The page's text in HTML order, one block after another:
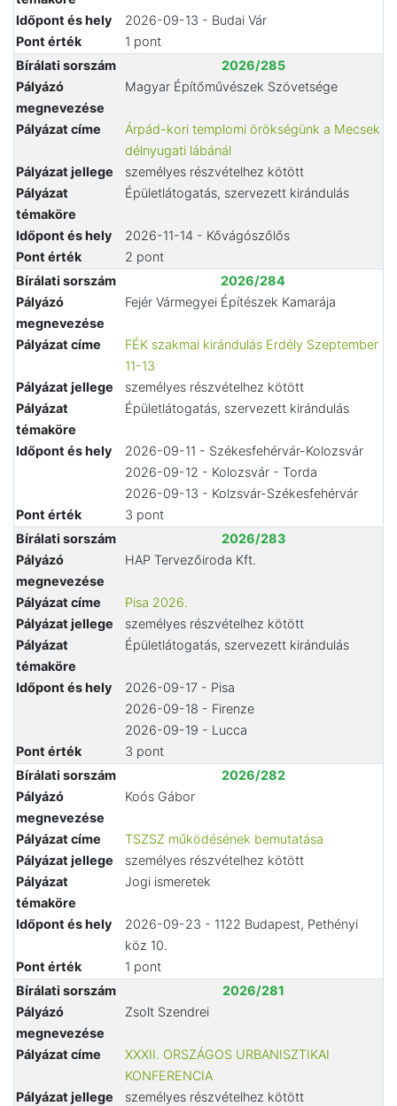
Időpont és hely
2026-09-13 - Budai Vár
Pont érték
1 pont
Bírálati sorszám
2026/285
Pályázó
megnevezése
Magyar Építőművészek Szövetsége
Pályázat címe
Árpád-kori templomi örökségünk a Mecsek
délnyugati lábánál
Pályázat jellege
személyes részvételhez kötött
Pályázat
témaköre
Épületlátogatás, szervezett kirándulás
Időpont és hely
2026-11-14 - Kővágószőlős
Pont érték
2 pont
Bírálati sorszám
2026/284
Pályázó
megnevezése
Fejér Vármegyei Építészek Kamarája
Pályázat címe
FÉK szakmai kirándulás Erdély Szeptember
11-13
Pályázat jellege
személyes részvételhez kötött
Pályázat
témaköre
Épületlátogatás, szervezett kirándulás
Időpont és hely
2026-09-11 - Székesfehérvár-Kolozsvár
2026-09-12 - Kolozsvár - Torda
2026-09-13 - Kolzsvár-Székesfehérvár
Pont érték
3 pont
Bírálati sorszám
2026/283
Pályázó
megnevezése
HAP Tervezőiroda Kft.
Pályázat címe
Pisa 2026.
Pályázat jellege
személyes részvételhez kötött
Pályázat
témaköre
Épületlátogatás, szervezett kirándulás
Időpont és hely
2026-09-17 - Pisa
2026-09-18 - Firenze
2026-09-19 - Lucca
Pont érték
3 pont
Bírálati sorszám
2026/282
Pályázó
megnevezése
Koós Gábor
Pályázat címe
TSZSZ működésének bemutatása
Pályázat jellege
személyes részvételhez kötött
Pályázat
témaköre
Jogi ismeretek
Időpont és hely
2026-09-23 - 1122 Budapest, Pethényi
köz 10.
Pont érték
1 pont
Bírálati sorszám
2026/281
Pályázó
megnevezése
Zsolt Szendrei
Pályázat címe
XXXII. ORSZÁGOS URBANISZTIKAI
KONFERENCIA
Pályázat jellege
személyes részvételhez kötött